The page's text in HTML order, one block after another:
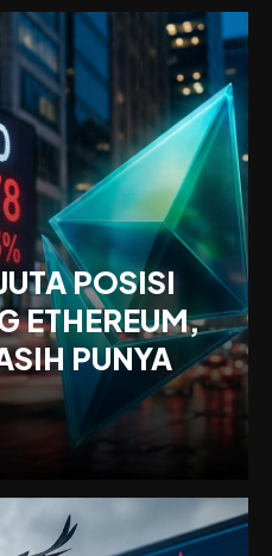
POSISI
ETHEREUM,
PUNYA